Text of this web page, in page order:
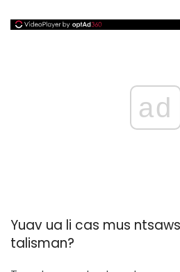
ad
Yuav ua li cas mus
talisman?